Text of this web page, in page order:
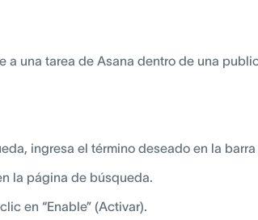
a una tarea de Asana dentro de una
ingresa el término deseado en la
la página de búsqueda.
en “Enable” (Activar).